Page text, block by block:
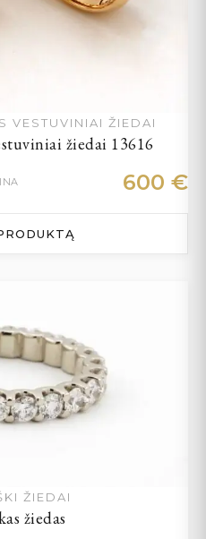
VESTUVINIAI ŽIEDAI
žiedai 13616
600 €
ŽIEDAI
žiedas